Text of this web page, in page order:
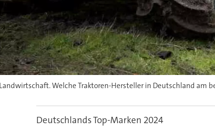
Welche Traktoren-Hersteller in Deutschland am
Deutschlands Top-Marken 2024